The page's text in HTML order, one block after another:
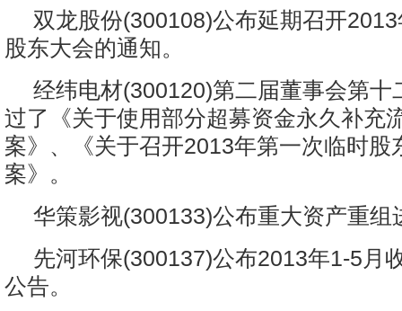
双龙股份(300108)公布延期召开
股东大会的通知。
经纬电材(300120)第二届董事会第十
过了《关于使用部分超募资金永久补充
案》、《关于召开2013年第一次临时股
案》。
华策影视(300133)公布重大资产重组
先河环保(300137)公布2013年1-5月
公告。